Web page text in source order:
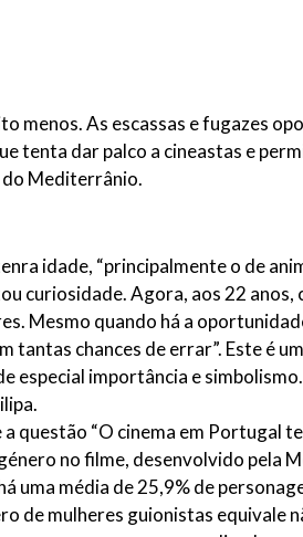
menos. As escassas e fugazes
tenta dar palco a cineastas e
do Mediterrânio.
idade, “principalmente o de
curiosidade. Agora, aos 22
Mesmo quando há a
chances de errar”. Este é
importância e
questão “O cinema em Portugal
no filme, desenvolvido pela
uma média de 25,9% de
de mulheres guionistas